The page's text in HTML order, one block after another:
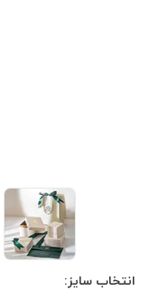
انتخاب سایز: